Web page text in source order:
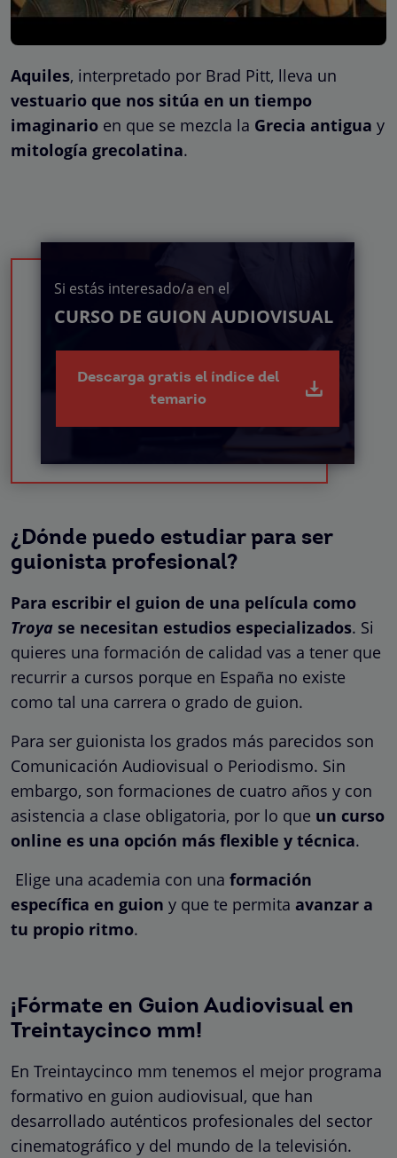
Aquiles, interpretado por Brad Pitt, lleva un
vestuario que nos sitúa en un tiempo
imaginario en que se mezcla la Grecia antigua y
mitología grecolatina.
Si estás interesado/a en el
CURSO DE GUION AUDIOVISUAL
Descarga gratis el índice del
temario
¿Dónde puedo estudiar para ser
guionista profesional?
Para escribir el guion de una película como
Troya se necesitan estudios especializados. Si
quieres una formación de calidad vas a tener que
recurrir a cursos porque en España no existe
como tal una carrera o grado de guion.
Para ser guionista los grados más parecidos son
Comunicación Audiovisual o Periodismo. Sin
embargo, son formaciones de cuatro años y con
asistencia a clase obligatoria, por lo que un curso
online es una opción más flexible y técnica.
Elige una academia con una formación
específica en guion y que te permita avanzar a
tu propio ritmo.
¡Fórmate en Guion Audiovisual en
Treintaycinco mm!
En Treintaycinco mm tenemos el mejor programa
formativo en guion audiovisual, que han
desarrollado auténticos profesionales del sector
cinematográfico y del mundo de la televisión.